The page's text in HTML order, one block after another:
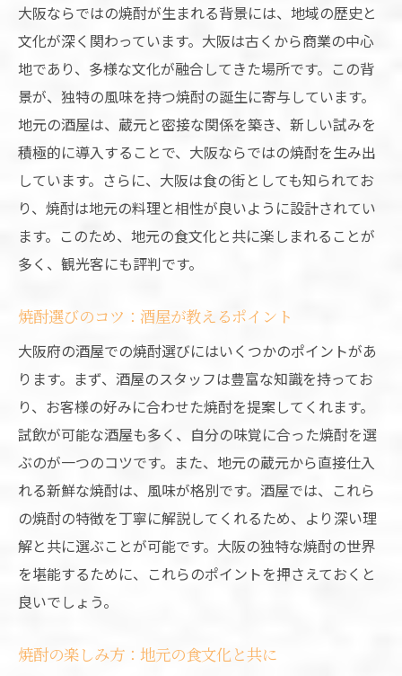
大阪ならではの焼酎が生まれる背景には、地域の歴史と
文化が深く関わっています。大阪は古くから商業の中心
地であり、多様な文化が融合してきた場所です。この背
景が、独特の風味を持つ焼酎の誕生に寄与しています。
地元の酒屋は、蔵元と密接な関係を築き、新しい試みを
積極的に導入することで、大阪ならではの焼酎を生み出
しています。さらに、大阪は食の街としても知られてお
り、焼酎は地元の料理と相性が良いように設計されてい
ます。このため、地元の食文化と共に楽しまれることが
多く、観光客にも評判です。
焼酎選びのコツ：酒屋が教えるポイント
大阪府の酒屋での焼酎選びにはいくつかのポイントがあ
ります。まず、酒屋のスタッフは豊富な知識を持ってお
り、お客様の好みに合わせた焼酎を提案してくれます。
試飲が可能な酒屋も多く、自分の味覚に合った焼酎を選
ぶのが一つのコツです。また、地元の蔵元から直接仕入
れる新鮮な焼酎は、風味が格別です。酒屋では、これら
の焼酎の特徴を丁寧に解説してくれるため、より深い理
解と共に選ぶことが可能です。大阪の独特な焼酎の世界
を堪能するために、これらのポイントを押さえておくと
良いでしょう。
焼酎の楽しみ方：地元の食文化と共に